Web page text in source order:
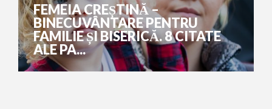
FEMEIA CREȘTINĂ –
BINECUVÂNTARE PENTRU
FAMILIE ȘI BISERICĂ. 8 CITATE
ALE PA...